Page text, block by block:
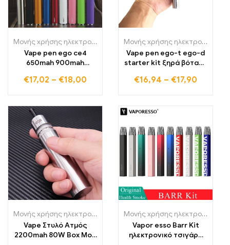
Μονής χρήσης ηλεκτρονικά τσιγάρα Πολωνία ,Μονής χρήσης
Vape pen ego ce4
650mah 900mah
Starter kit
€17,02 – €18,00
Μονής χρήσης ηλεκτρονικά τσιγάρα Πολωνία
Vape pen ego-t ego-d
starter kit ξηρά βότανα
€16,94 – €17,90
Μονής χρήσης ηλεκτρονικά τσιγάρα Πολωνία ,Μονής χρήσης
Vape Στυλό Ατμός
2200mah 80W Box Mod
Μονής χρήσης ηλεκτρονικά τσιγάρα Πολωνία
Vapor esso Barr Kit
ηλεκτρονικό τσιγάρο